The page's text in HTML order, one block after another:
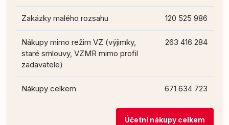
Zakázky malého rozsahu 120 525 986
Nákupy mimo režim VZ (výjimky,
staré smlouvy, VZMR mimo profil
zadavatele)
263 416 284
Nákupy celkem 671 634 723
Účetní nákupy celkem